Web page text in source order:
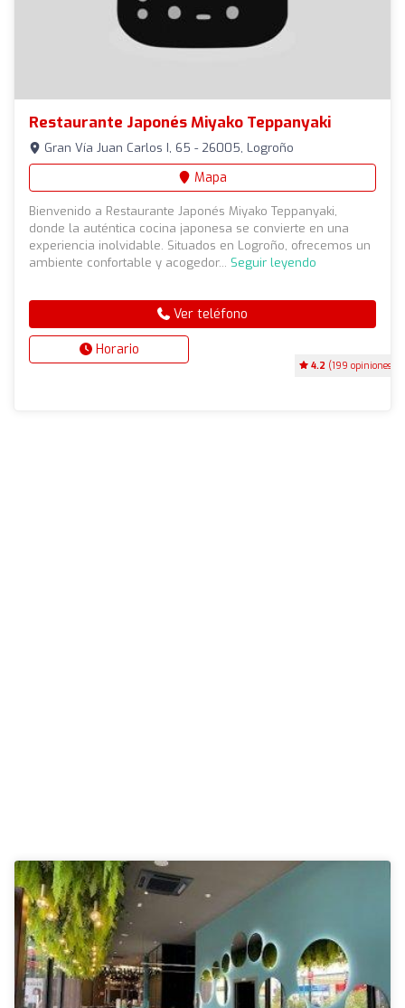
Restaurante Japonés Miyako Teppanyaki
4.2 (199 opiniones)
Gran Vía Juan Carlos I, 65 - 26005, Logroño
Mapa
Bienvenido a Restaurante Japonés Miyako Teppanyaki,
donde la auténtica cocina japonesa se convierte en una
experiencia inolvidable. Situados en Logroño, ofrecemos un
ambiente confortable y acogedor... Seguir leyendo
Ver teléfono
Horario